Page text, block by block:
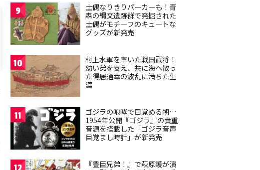
9
土偶なりきりパーカーも！青
森の縄文遺跡群で発掘された
土偶がモチーフのキュートな
グッズが新発売
10
村上水軍を率いた戦国武将！
幼い弟を支え、共に海へ散っ
た得居通幸の波乱に満ちた生
涯
11
ゴジラの咆哮で目覚める朝…
1954年公開『ゴジラ』の貴重
音源を搭載した「ゴジラ音声
目覚まし時計」が新発売
『豊臣兄弟！』で萩原護が演